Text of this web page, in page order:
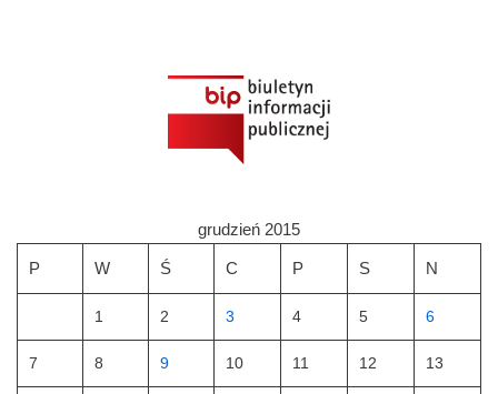
grudzień 2015
P W Ś C P S N
1 2 3 4 5 6
7 8 9 10 11 12 13